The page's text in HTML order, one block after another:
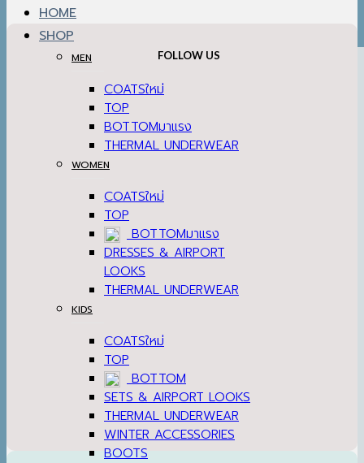
HOME
SHOP
MEN
COATS
TOP
BOTTOM
THERMAL UNDERWEAR
WOMEN
COATS
TOP
BOTTOM
DRESSES & AIRPORT
LOOKS
THERMAL UNDERWEAR
KIDS
COATS
TOP
BOTTOM
SETS & AIRPORT LOOKS
THERMAL UNDERWEAR
WINTER ACCESSORIES
BOOTS
FOLLOW US